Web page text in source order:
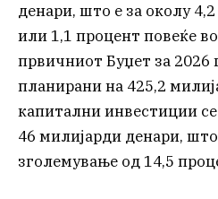
денари, што е за околу
или 1,1 процент повеќе
првичниот Буџет за 2026
планирани на 425,2
капитални инвестиции
46 милијарди денари,
зголемување од 14,5